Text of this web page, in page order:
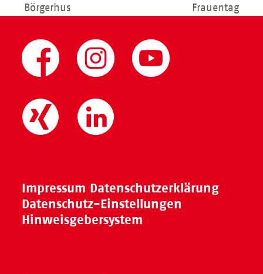
Beitrag:
Börgerhus
Frauentag
Impressum Datenschutzerklärung
Datenschutz-Einstellungen
Hinweisgebersystem